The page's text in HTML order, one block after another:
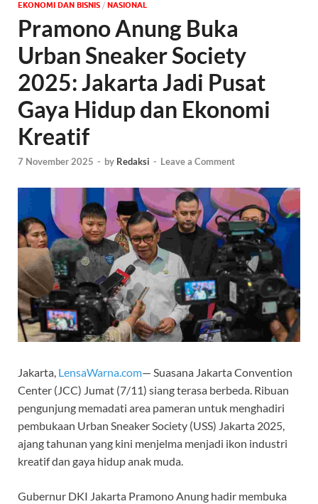
EKONOMI DAN BISNIS / NASIONAL
Pramono Anung Buka
Urban Sneaker Society
2025: Jakarta Jadi Pusat
Gaya Hidup dan Ekonomi
Kreatif
7 November 2025 - by Redaksi - Leave a Comment
Jakarta, LensaWarna.com— Suasana Jakarta Convention
Center (JCC) Jumat (7/11) siang terasa berbeda. Ribuan
pengunjung memadati area pameran untuk menghadiri
pembukaan Urban Sneaker Society (USS) Jakarta 2025,
ajang tahunan yang kini menjelma menjadi ikon industri
kreatif dan gaya hidup anak muda.
Gubernur DKI Jakarta Pramono Anung hadir membuka